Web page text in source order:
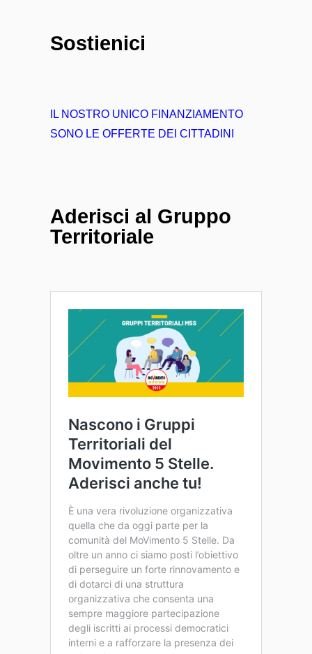
Sostienici
IL NOSTRO UNICO FINANZIAMENTO
SONO LE OFFERTE DEI CITTADINI
Aderisci al Gruppo
Territoriale